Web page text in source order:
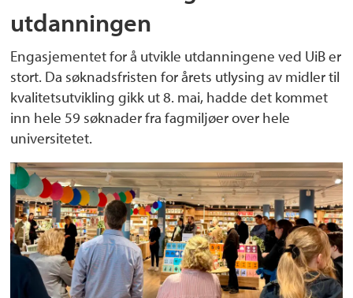
utdanningen
Engasjementet for å utvikle utdanningene ved UiB er
stort. Da søknadsfristen for årets utlysing av midler til
kvalitetsutvikling gikk ut 8. mai, hadde det kommet
inn hele 59 søknader fra fagmiljøer over hele
universitetet.